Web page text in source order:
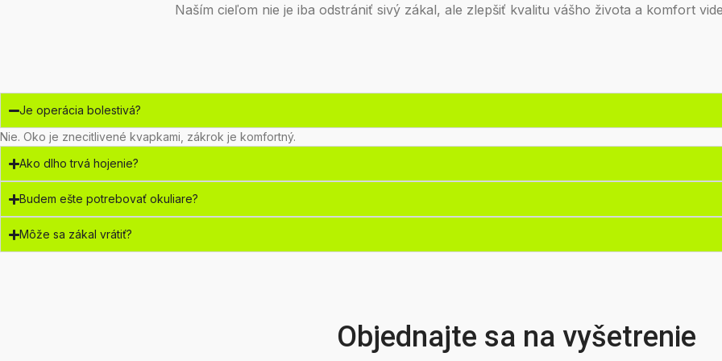
Naším cieľom nie je iba odstrániť sivý zákal, ale zlepšiť kvalitu vášho života a komfort
Je operácia bolestivá?
Nie. Oko je znecitlivené kvapkami, zákrok je komfortný.
Ako dlho trvá hojenie?
Budem ešte potrebovať okuliare?
Môže sa zákal vrátiť?
Objednajte sa na vyšetrenie